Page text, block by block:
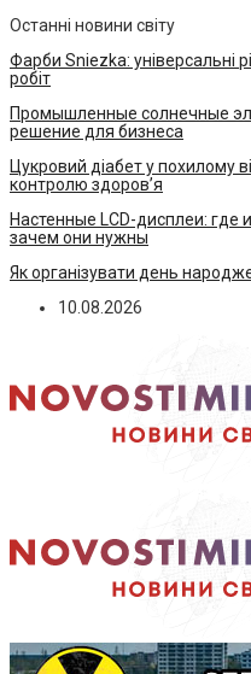
Останні новини світу
Фарби Sniezka: універсальні
робіт
Промышленные солнечные
решение для бизнеса
Цукровий діабет у похилому
контролю здоров’я
Настенные LCD-дисплеи: где
зачем они нужны
Як організувати день
10.08.2026